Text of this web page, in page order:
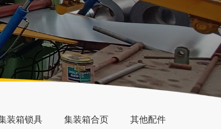
装箱锁具 集装箱合页 其他配件